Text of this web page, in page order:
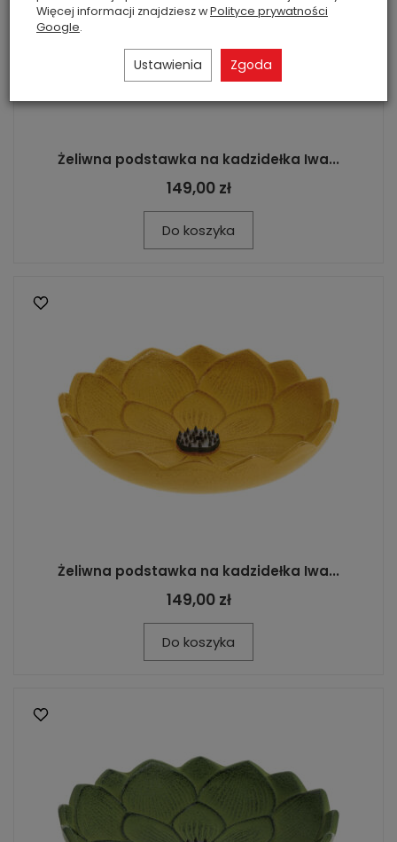
Żeliwna podstawka na kadzidełka Iwa...
149,00 zł
Do koszyka
Żeliwna podstawka na kadzidełka Iwa...
149,00 zł
Do koszyka
Więcej informacji znajdziesz wPolityce prywatności
Google.
Ustawienia Zgoda